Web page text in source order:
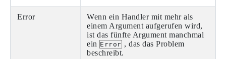
Error
Wenn ein Handler mit mehr als
einem Argument aufgerufen wird,
ist das fünfte Argument manchmal
ein Error , das das Problem
beschreibt.